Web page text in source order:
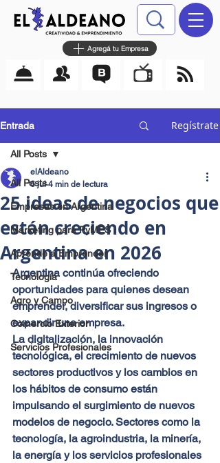
Agregá tu Empresa
Entrada Regístrate
All Posts
Empresas en Argentina
Marketing para PyMES
Aprende a Emprender
Tecnología
Agro y Campo
Comercio Exterior
Servicios Profesionales
All Posts
25 ideas de negocios que
están creciendo en
Argentina en 2026
elAldeano
6 jul 4 min de lectura
Argentina continúa ofreciendo
oportunidades para quienes desean
emprender, diversificar sus ingresos o
expandir una empresa.
La digitalización, la innovación
tecnológica, el crecimiento de nuevos
sectores productivos y los cambios en
los hábitos de consumo están
impulsando el surgimiento de nuevos
modelos de negocio. Sectores como la
tecnología, la agroindustria, la minería,
la energía y los servicios profesionales